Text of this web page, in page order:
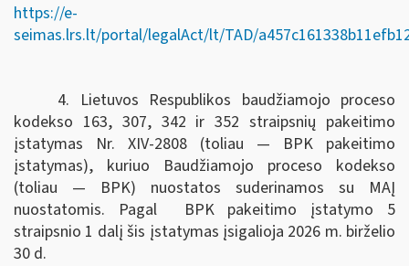
https://e-
seimas.lrs.lt/portal/legalAct/lt/TAD/
4. Lietuvos Respublikos baudžiamojo proceso
kodekso 163, 307, 342 ir 352 straipsnių pakeitimo
įstatymas Nr. XIV-2808 (toliau — BPK pakeitimo
įstatymas), kuriuo Baudžiamojo proceso kodekso
(toliau — BPK) nuostatos suderinamos su MAĮ
nuostatomis. Pagal BPK pakeitimo įstatymo 5
straipsnio 1 dalį šis įstatymas įsigalioja 2026 m. birželio
30 d.